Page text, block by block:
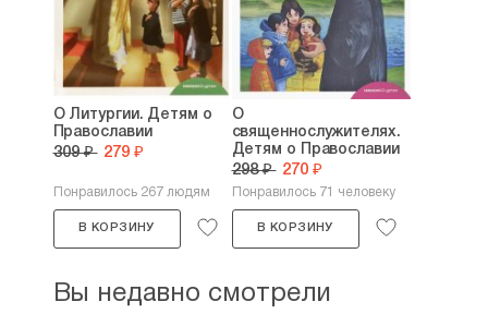
О Литургии. Детям о
Православии
309 ₽ 279 ₽
Понравилось 267 людям
В КОРЗИНУ
О
священнослужителях.
Детям о Православии
298 ₽ 270 ₽
Понравилось 71 человеку
В КОРЗИНУ
Вы недавно смотрели